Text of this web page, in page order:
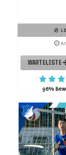
WARTELISTE
96%